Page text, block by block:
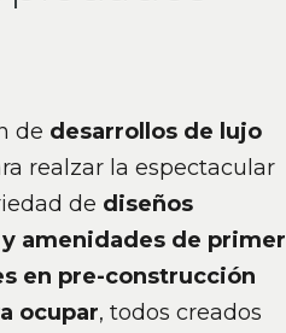
de desarrollos de lujo
realzar la espectacular
de diseños
amenidades de primer
en pre-construcción
ocupar, todos creados